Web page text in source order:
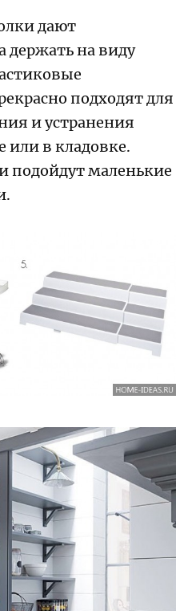
дают
держать на виду
подходят для
и устранения
или в кладовке.
подойдут маленькие